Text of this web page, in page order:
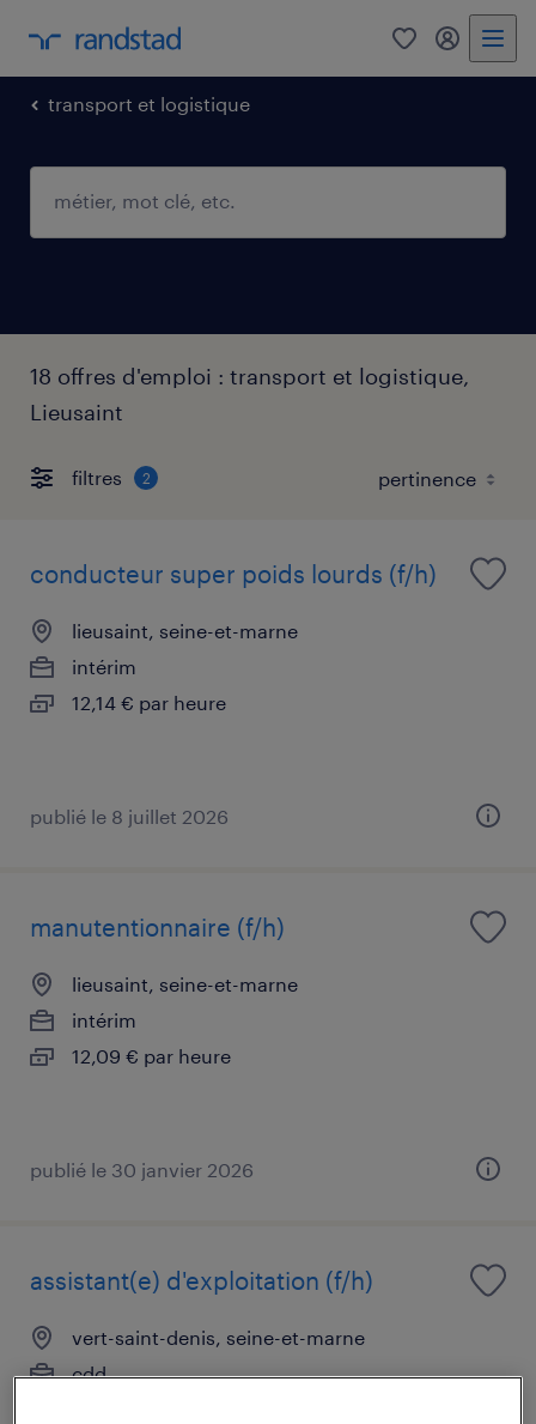
0 mon
transport et logistique
18 offres d'emploi : transport et logistique,
Lieusaint
filtres 2
conducteur super poids lourds (f/h)
lieusaint, seine-et-marne
intérim
12,14 € par heure
publié le 8 juillet 2026
manutentionnaire (f/h)
lieusaint, seine-et-marne
intérim
12,09 € par heure
publié le 30 janvier 2026
assistant(e) d'exploitation (f/h)
vert-saint-denis, seine-et-marne
cdd